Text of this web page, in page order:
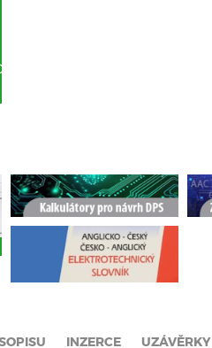
INZERCE UZÁVĚRKY